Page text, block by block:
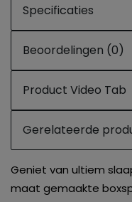
Specificaties
Beoordelingen (0)
Product Video Tab
Gerelateerde
Geniet van ultiem
maat gemaakte